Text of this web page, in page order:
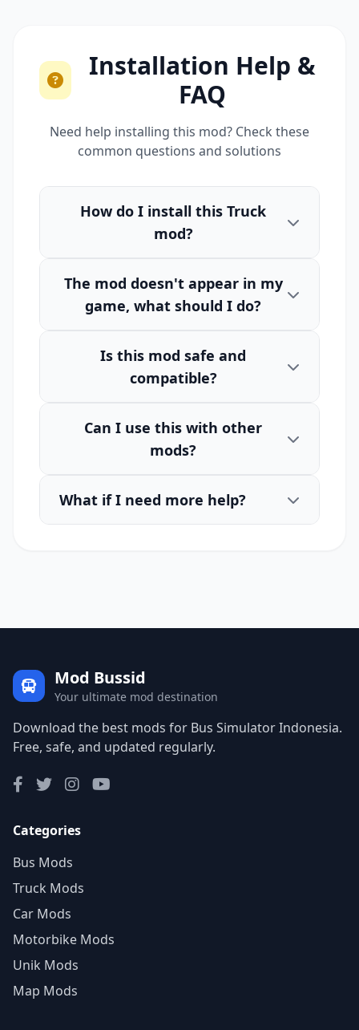
Installation Help &
FAQ
Need help installing this mod? Check these
common questions and solutions
How do I install this Truck
mod?
The mod doesn't appear in my
game, what should I do?
Is this mod safe and
compatible?
Can I use this with other
mods?
What if I need more help?
Mod Bussid
Your ultimate mod destination
Download the best mods for Bus Simulator Indonesia.
Free, safe, and updated regularly.
Categories
Bus Mods
Truck Mods
Car Mods
Motorbike Mods
Unik Mods
Map Mods